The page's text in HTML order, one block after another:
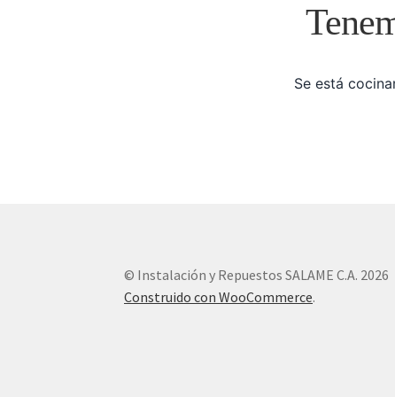
Se está
© Instalación y Repuestos SALAME C.A. 2026
Construido con WooCommerce.